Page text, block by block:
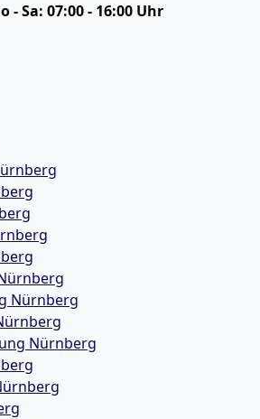
- Sa: 07:00 - 16:00 Uhr
Nürnberg
Nürnberg